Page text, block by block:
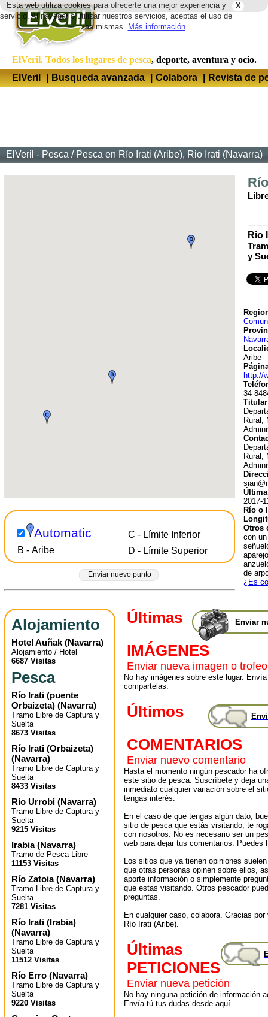
X
Esta web utiliza cookies para ofrecerte una mejor experiencia y
servicio. Al navegar o utilizar nuestros servicios, aceptas el uso de
las mismas. Más información
ElVeril. Todos los lugares de pesca, deporte, aventura y ocio.
ElVeril
| Busqueda avanzada | Colabora | Revista de
ElVeril - Pesca / Pesca en Río Irati (Aribe), Rio Irati (Navarra)
Automatic
B - Aribe
C - Límite Inferior
D - Límite Superior
Enviar nuevo punto
Rio
y
Aribe
http://
34
Rural,
Rural,
2017-
Río o
Otros
con
de
¿Es
Alojamiento
Hotel Auñak (Navarra)
Alojamiento / Hotel
6687 Visitas
Pesca
Río Irati (puente
Orbaizeta) (Navarra)
Tramo Libre de Captura y
Suelta
8673 Visitas
Río Irati (Orbaizeta)
(Navarra)
Tramo Libre de Captura y
Suelta
8433 Visitas
Río Urrobi (Navarra)
Tramo Libre de Captura y
Suelta
9215 Visitas
Irabia(Navarra)
Tramo de Pesca Libre
11153 Visitas
Río Zatoia(Navarra)
Tramo Libre de Captura y
Suelta
7281 Visitas
Río Irati (Irabia)
(Navarra)
Tramo Libre de Captura y
Suelta
11512 Visitas
Río Erro (Navarra)
Tramo Libre de Captura y
Suelta
9220 Visitas
Enviar
Últimas
IMÁGENES
Enviar nueva imagen o trofeo
No hay imágenes sobre este lugar.
compartelas.
Últimos
COMENTARIOS
Enviar nuevo comentario
Hasta el momento ningún pescador ha
este sitio de pesca. Suscríbete y deja
inmediato cualquier variación sobre el
tengas interés.
En el caso de que tengas algún dato,
sitio de pesca que estás visitando, te
con nosotros. No es necesario ser un
web para dejar tus comentarios. Puedes
Los sitios que ya tienen opiniones
que otras personas opinen sobre ellos,
aporte información o simplemente
que estas visitando. Otros pescador
preguntas.
En cualquier caso, colabora. Gracias
Río Irati (Aribe).
Últimas
PETICIONES
Enviar nueva petición
No hay ninguna petición de información
Envía tú tus dudas desde aquí.